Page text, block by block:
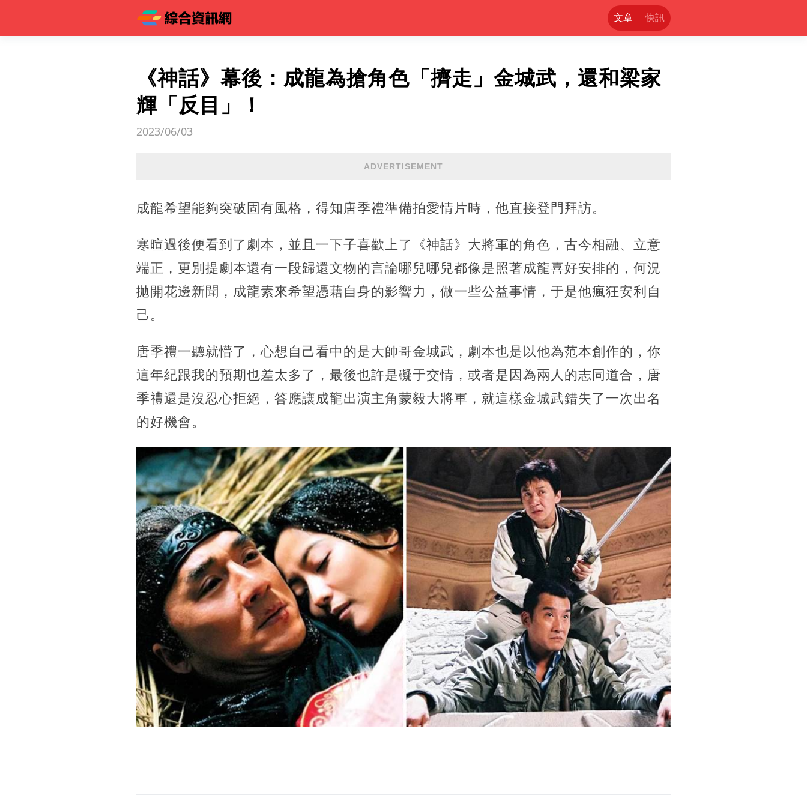
文章 快訊
《神話》幕後：成龍為搶角色「擠走」金城武，還和梁家
輝「反目」！
2023/06/03
ADVERTISEMENT
成龍希望能夠突破固有風格，得知唐季禮準備拍愛情片時，他直接登門拜訪。
寒暄過後便看到了劇本，並且一下子喜歡上了《神話》大將軍的角色，古今相融、立意
端正，更別提劇本還有一段歸還文物的言論哪兒哪兒都像是照著成龍喜好安排的，何況
拋開花邊新聞，成龍素來希望憑藉自身的影響力，做一些公益事情，于是他瘋狂安利自
己。
唐季禮一聽就懵了，心想自己看中的是大帥哥金城武，劇本也是以他為范本創作的，你
這年紀跟我的預期也差太多了，最後也許是礙于交情，或者是因為兩人的志同道合，唐
季禮還是沒忍心拒絕，答應讓成龍出演主角蒙毅大將軍，就這樣金城武錯失了一次出名
的好機會。